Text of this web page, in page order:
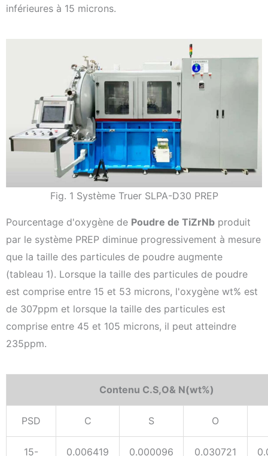
inférieures à 15 microns.
Fig. 1 Système Truer SLPA-D30 PREP
Pourcentage d'oxygène de Poudre de TiZrNb produit
par le système PREP diminue progressivement à mesure
que la taille des particules de poudre augmente
(tableau 1). Lorsque la taille des particules de poudre
est comprise entre 15 et 53 microns, l'oxygène wt% est
de 307ppm et lorsque la taille des particules est
comprise entre 45 et 105 microns, il peut atteindre
235ppm.
Contenu C.S,O& N(wt%)
PSD C S O
15- 0.006419 0.000096 0.030721